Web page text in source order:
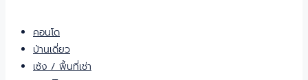
คอนโด
บ้านเดี่ยว
เซ้ง / พื้นที่เช่า